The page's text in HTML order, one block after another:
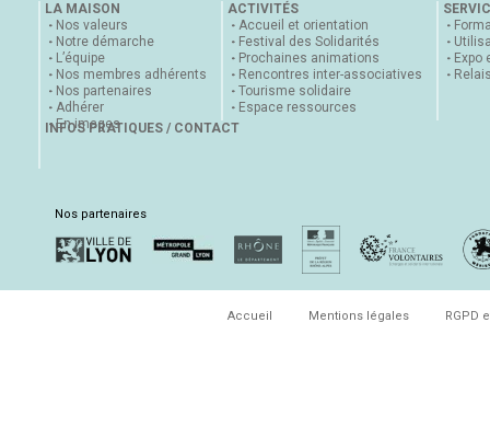
LA MAISON
Nos valeurs
Notre démarche
L’équipe
Nos membres adhérents
Nos partenaires
Adhérer
En images
ACTIVITÉS
Accueil et orientation
Festival des Solidarités
Prochaines animations
Rencontres inter-associatives
Tourisme solidaire
Espace ressources
Expo
INFOS PRATIQUES / CONTACT
Nos partenaires
Accueil Mentions légales RGPD